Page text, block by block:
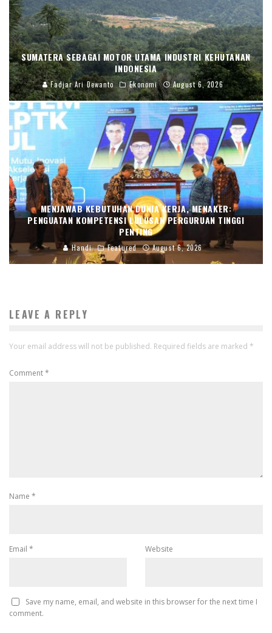
SUMATERA SEBAGAI MOTOR UTAMA INDUSTRI KEHUTANAN
INDONESIA
Fadjar Ari Dewanto Ekonomi August 6, 2026
MENJAWAB KEBUTUHAN DUNIA KERJA, MENAKER:
PENGUATAN KOMPETENSI LULUSAN PERGURUAN TINGGI
PENTING
Handi Featured August 6, 2026
LEAVE A REPLY
Your email address will not be published. Required fields are marked *
Comment*
Name *
Email * Website
Save my name, email, and website in this browser for the next time I
comment.